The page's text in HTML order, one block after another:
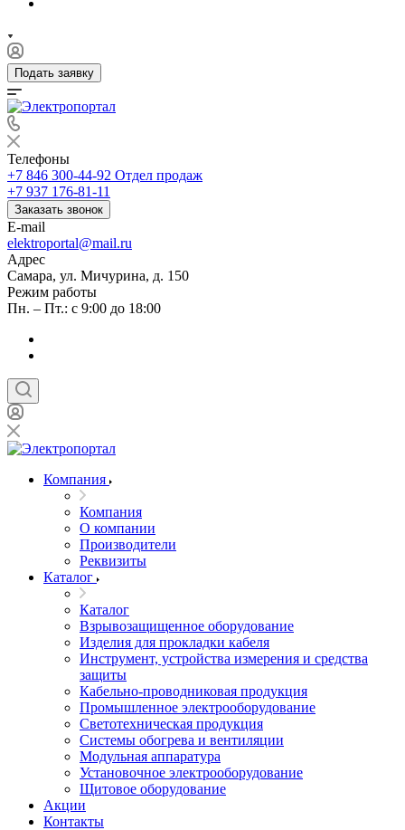
Подать заявку
Телефоны
+7 846 300-44-92 Отдел продаж
+7 937 176-81-11
Заказать звонок
E-mail
elektroportal@mail.ru
Адрес
Самара, ул. Мичурина, д. 150
Режим работы
Пн. – Пт.: с 9:00 до 18:00
Компания
Компания
О компании
Производители
Реквизиты
Каталог
Каталог
Взрывозащищенное оборудование
Изделия для прокладки кабеля
Инструмент, устройства измерения и средства
защиты
Кабельно-проводниковая продукция
Промышленное электрооборудование
Светотехническая продукция
Системы обогрева и вентиляции
Модульная аппаратура
Установочное электрооборудование
Щитовое оборудование
Акции
Контакты